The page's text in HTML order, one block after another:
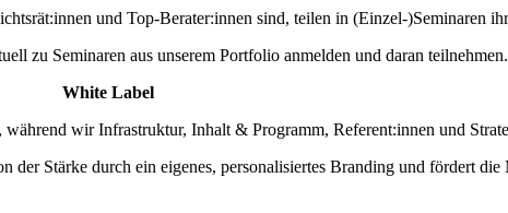
und Top-Berater:innen sind, teilen in (Einzel-)Seminaren
zu Seminaren aus unserem Portfolio anmelden und daran teilnehmen.
White Label
wir Infrastruktur, Inhalt & Programm, Referent:innen und
der Stärke durch ein eigenes, personalisiertes Branding und fördert